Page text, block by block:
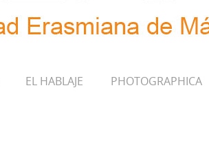
EL HABLAJE PHOTOGRAPHICA